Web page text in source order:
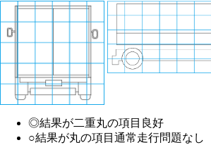
◎結果が二重丸の項目 良好
○結果が丸の項目 通常走行問題なし